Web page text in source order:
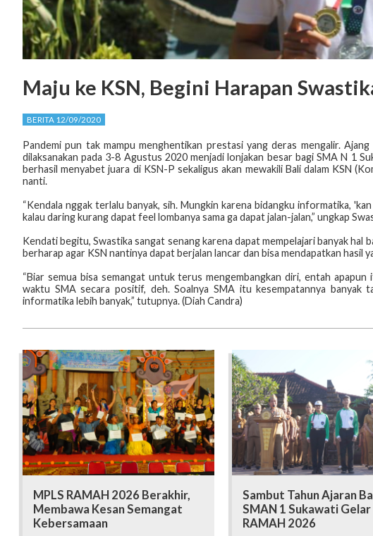
Maju ke KSN, Begini Harapan
BERITA 12/09/2020
Pandemi pun tak mampu menghentikan prestasi yang deras mengalir.
dilaksanakan pada 3-8 Agustus 2020 menjadi lonjakan besar bagi SMA N 1
berhasil menyabet juara di KSN-P sekaligus akan mewakili Bali dalam KSN
nanti.
“Kendala nggak terlalu banyak, sih. Mungkin karena bidangku informatika,
kalau daring kurang dapat feel lombanya sama ga dapat jalan-jalan,” ungkap
Kendati begitu, Swastika sangat senang karena dapat mempelajari banyak hal
berharap agar KSN nantinya dapat berjalan lancar dan bisa mendapatkan hasil
“Biar semua bisa semangat untuk terus mengembangkan diri, entah
waktu SMA secara positif, deh. Soalnya SMA itu kesempatannya banyak
informatika lebih banyak,” tutupnya. (Diah Candra)
MPLS RAMAH 2026 Berakhir,
Membawa Kesan Semangat
Kebersamaan
Sambut Tahun Ajaran
SMAN 1 Sukawati Gelar
RAMAH 2026